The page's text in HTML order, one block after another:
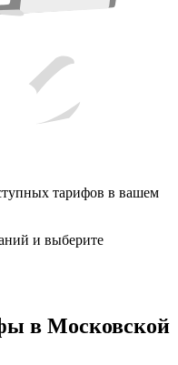
тарифов в вашем
и выберите
в Московской